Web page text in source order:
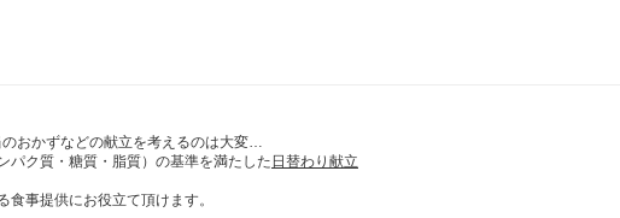
おかずなどの献立を考えるのは大変…
パク質・糖質・脂質）の基準を満たした 日替わり献立
事提供にお役立て頂けます。